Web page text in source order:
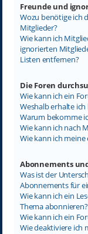
Freunde und
Wozu benötige ich
Mitglieder?
Wie kann ich
ignorierten
Listen entfernen?
Die Foren
Wie kann ich ein
Weshalb erhalte ich
Warum bekomme
Wie kann ich nach
Wie kann ich
Abonnements
Was ist der
Abonnements für
Wie kann ich ein
Thema abonnieren?
Wie kann ich ein
Wie deaktiviere ich